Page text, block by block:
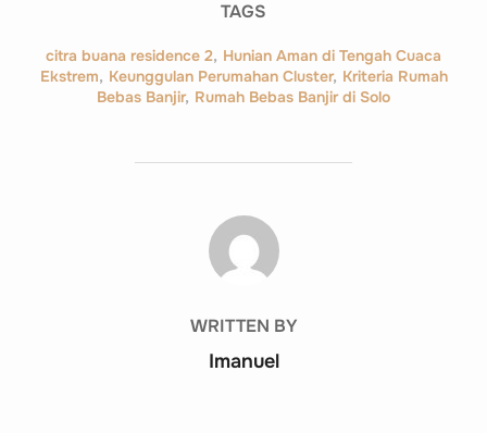
TAGS
citra buana residence 2, Hunian Aman di Tengah Cuaca
Ekstrem, Keunggulan Perumahan Cluster, Kriteria Rumah
Bebas Banjir, Rumah Bebas Banjir di Solo
POST AUTHOR
WRITTEN BY
Imanuel